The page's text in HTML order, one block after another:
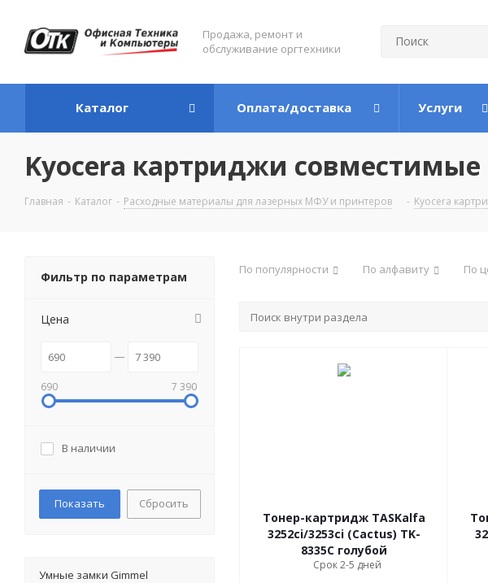
Продажа, ремонт и
обслуживание оргтехники
Каталог Оплата/доставка Услуги
Kyocera картриджи совместимые
Главная - Каталог - Расходные материалы для лазерных МФУ и принтеров - Kyocera
По популярности По алфавиту По
Тонер-картридж TASKalfa
3252ci/3253ci (Cactus) TK-
8335C голубой
Срок 2-5 дней
Фильтр по параметрам
Цена
690 7 390
В наличии
Сбросить
Умные замки Gimmel